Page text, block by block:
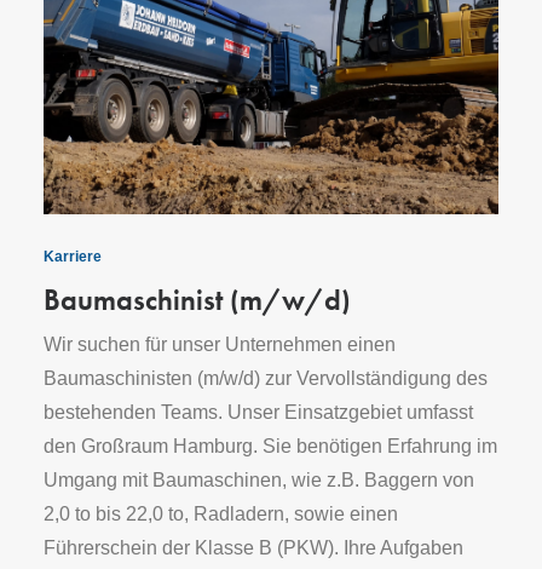
Karriere
Baumaschinist (m/w/d)
Wir suchen für unser Unternehmen einen
Baumaschinisten (m/w/d) zur Vervollständigung des
bestehenden Teams. Unser Einsatzgebiet umfasst
den Großraum Hamburg. Sie benötigen Erfahrung im
Umgang mit Baumaschinen, wie z.B. Baggern von
2,0 to bis 22,0 to, Radladern, sowie einen
Führerschein der Klasse B (PKW). Ihre Aufgaben